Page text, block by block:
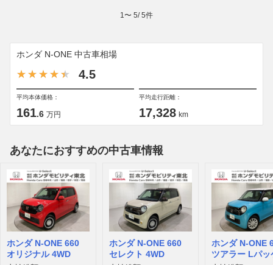
1 〜 5/5件
ホンダ N-ONE 中古車相場
4.5
平均本体価格：
161.6 万円
平均走行距離：
17,328 km
あなたにおすすめの中古車情報
ホンダ N-ONE 660
オリジナル 4WD
ホンダ N-ONE 660
セレクト 4WD
ホンダ N-ONE
ツアラー Lパッ